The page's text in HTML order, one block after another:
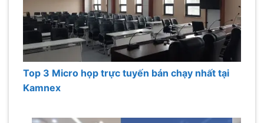
Top 3 Micro họp trực tuyến bán chạy nhất tại
Kamnex